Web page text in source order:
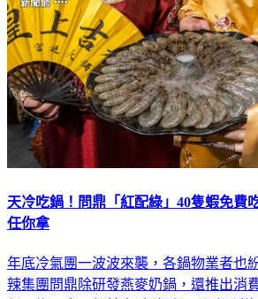
天冷吃鍋！問鼎「紅配綠」40隻蝦免
任你拿
年底冷氣團一波波來襲，各鍋物業者也
辣集團問鼎除研發燕麥奶鍋，還推出消